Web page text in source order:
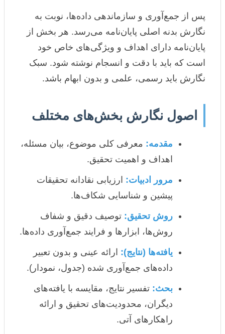
پس از جمع‌آوری و سازماندهی داده‌ها، نوبت به
نگارش بدنه اصلی پایان‌نامه می‌رسد. هر بخش از
پایان‌نامه دارای اهداف و ویژگی‌های خاص خود
است که باید با دقت و انسجام نوشته شود. سبک
نگارش باید رسمی، علمی و بدون ابهام باشد.
اصول نگارش بخش‌های مختلف
مقدمه: معرفی کلی موضوع، بیان مسئله،
اهداف و اهمیت تحقیق.
مرور ادبیات: ارزیابی نقادانه تحقیقات
پیشین و شناسایی شکاف‌ها.
روش تحقیق: توصیف دقیق و شفاف
روش‌ها، ابزارها و فرایند جمع‌آوری داده‌ها.
یافته‌ها (نتایج): ارائه عینی و بدون تعبیر
داده‌های جمع‌آوری شده (جدول، نمودار).
بحث: تفسیر نتایج، مقایسه با یافته‌های
دیگران، محدودیت‌های تحقیق و ارائه
راهکارهای آتی.